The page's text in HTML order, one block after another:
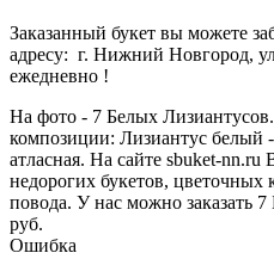
Заказанный букет вы можете
адресу: г. Нижний Новгород,
ежедневно !
На фото - 7 Белых
композиции: Лизиантус белый
атласная. На сайте sbuket-
недорогих букетов,
повода. У нас можно заказать
руб.
Ошибка